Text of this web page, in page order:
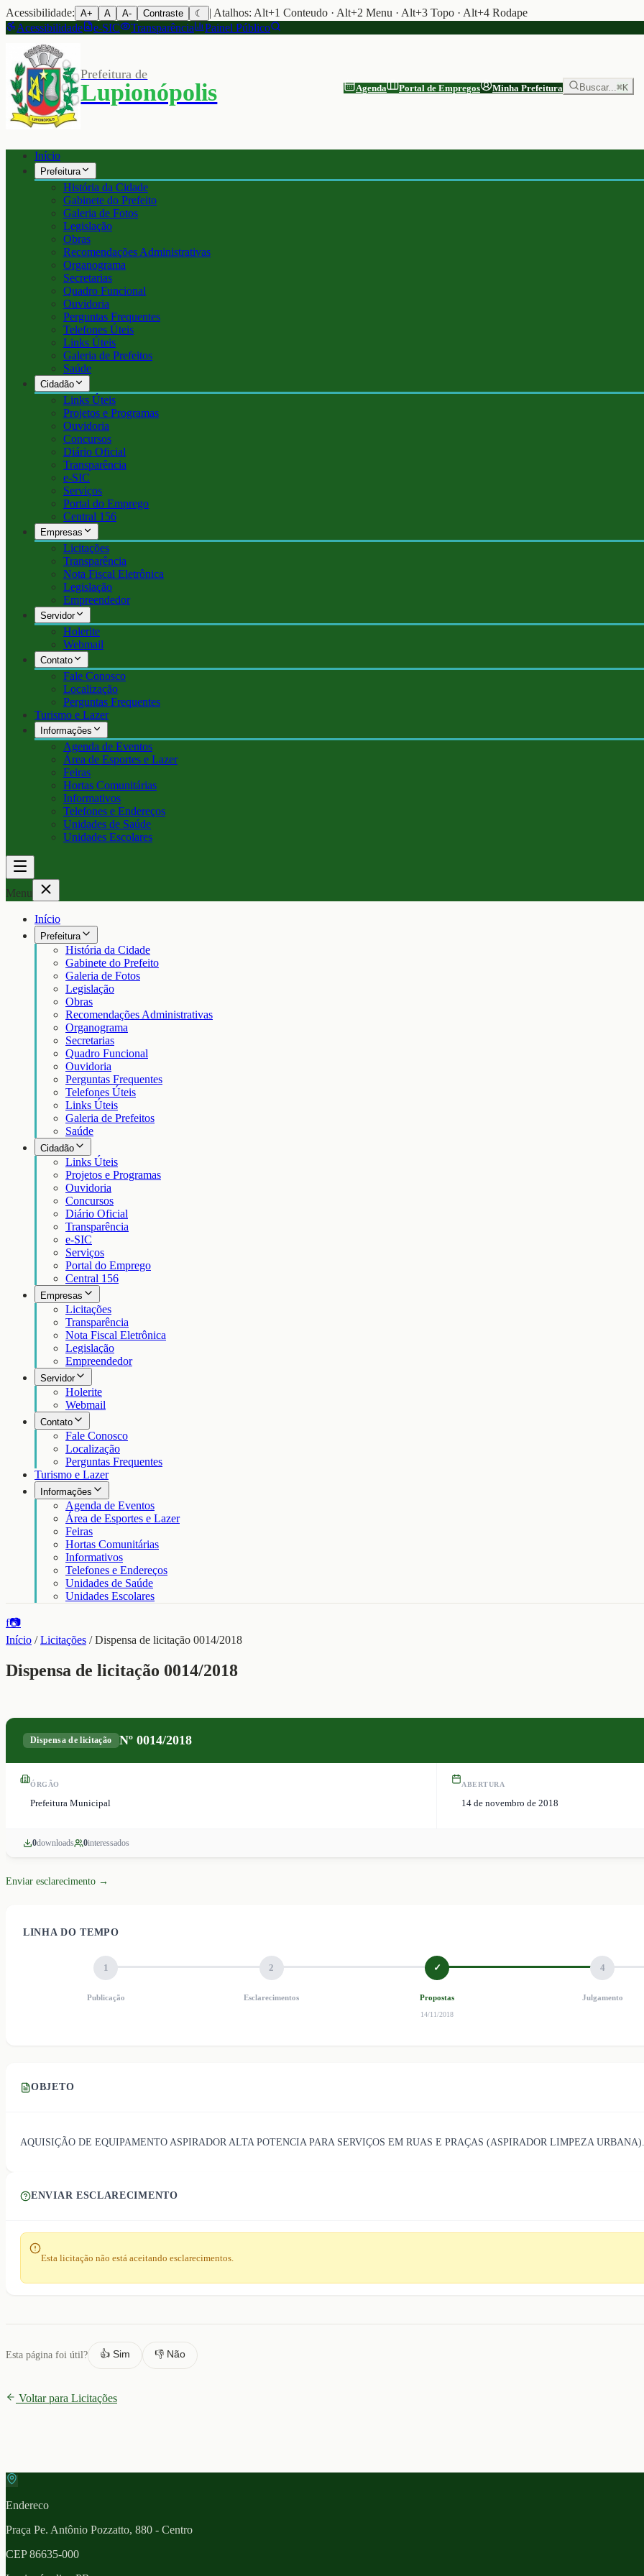
Acessibilidade: A+ A A- Contraste ☾
| Atalhos: Alt+1 Conteudo · Alt+2 Menu · Alt+3 Topo · Alt+4 Rodape
Acessibilidade
e-SIC Transparência Painel Público
Prefeitura de
Lupionópolis Agenda Portal de Empregos Minha Prefeitura Buscar...⌘K
Início
Prefeitura
História da Cidade
Gabinete do Prefeito
Galeria de Fotos
Legislação
Obras
Recomendações Administrativas
Organograma
Secretarias
Quadro Funcional
Ouvidoria
Perguntas Frequentes
Telefones Úteis
Links Úteis
Galeria de Prefeitos
Saúde
Cidadão
Links Úteis
Projetos e Programas
Ouvidoria
Concursos
Diário Oficial
Transparência
e-SIC
Serviços
Portal do Emprego
Central 156
Empresas
Licitações
Transparência
Nota Fiscal Eletrônica
Legislação
Empreendedor
Servidor
Holerite
Webmail
Contato
Fale Conosco
Localização
Perguntas Frequentes
Turismo e Lazer
Informações
Agenda de Eventos
Área de Esportes e Lazer
Feiras
Hortas Comunitárias
Informativos
Telefones e Endereços
Unidades de Saúde
Unidades Escolares
Menu
Início
Prefeitura
História da Cidade
Gabinete do Prefeito
Galeria de Fotos
Legislação
Obras
Recomendações Administrativas
Organograma
Secretarias
Quadro Funcional
Ouvidoria
Perguntas Frequentes
Telefones Úteis
Links Úteis
Galeria de Prefeitos
Saúde
Cidadão
Links Úteis
Projetos e Programas
Ouvidoria
Concursos
Diário Oficial
Transparência
e-SIC
Serviços
Portal do Emprego
Central 156
Empresas
Licitações
Transparência
Nota Fiscal Eletrônica
Legislação
Empreendedor
Servidor
Holerite
Webmail
Contato
Fale Conosco
Localização
Perguntas Frequentes
Turismo e Lazer
Informações
Agenda de Eventos
Área de Esportes e Lazer
Feiras
Hortas Comunitárias
Informativos
Telefones e Endereços
Unidades de Saúde
Unidades Escolares
f📷
Início /Licitações /Dispensa de licitação 0014/2018
Dispensa de licitação 0014/2018
Dispensa de licitação Nº 0014/2018
ÓRGÃO
Prefeitura Municipal
ABERTURA
14 de novembro de 2018
0downloads 0interessados
Enviar esclarecimento →
LINHA DO TEMPO
1
Publicação
2
Esclarecimentos
✓
Propostas
14/11/2018
4
Julgamento
OBJETO
AQUISIÇÃO DE EQUIPAMENTO ASPIRADOR ALTA POTENCIA PARA SERVIÇOS EM RUAS E PRAÇAS (ASPIRADOR LIMPEZA URBANA).
ENVIAR ESCLARECIMENTO
Esta licitação não está aceitando esclarecimentos.
Esta página foi útil? 👍 Sim 👎 Não
Voltar para Licitações
Endereco
Praça Pe. Antônio Pozzatto, 880 - Centro
CEP86635-000